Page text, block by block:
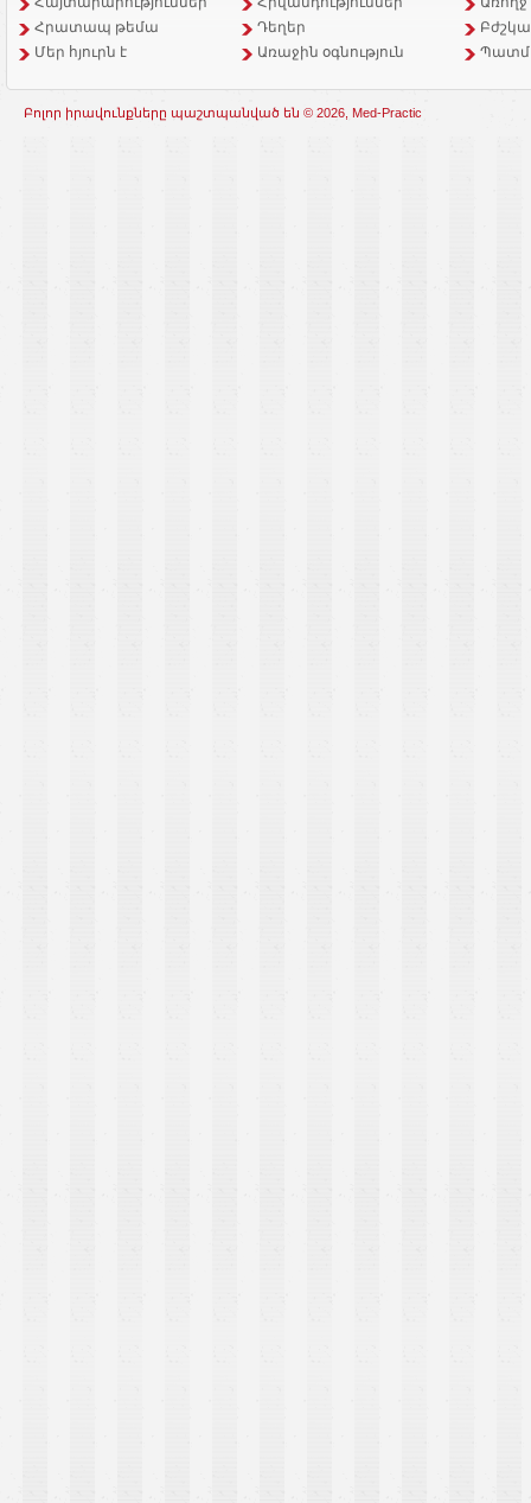
Հրատապ թեմա
Դեղեր
Մեր հյուրն է
Առաջին օգնություն
Բոլոր իրավունքները պաշտպանված են © 2026, Med-Practic